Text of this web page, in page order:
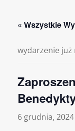
« Wszystkie
wydarzenie już
6 grudnia, 2024